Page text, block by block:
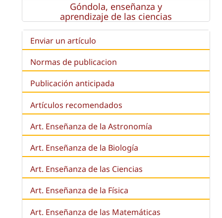
Góndola, enseñanza y
aprendizaje de las ciencias
Enviar un artículo
Normas de publicacion
Publicación anticipada
Artículos recomendados
Art. Enseñanza de la Astronomía
Art. Enseñanza de la Biología
Art. Enseñanza de las Ciencias
Art. Enseñanza de la Física
Art. Enseñanza de las Matemáticas